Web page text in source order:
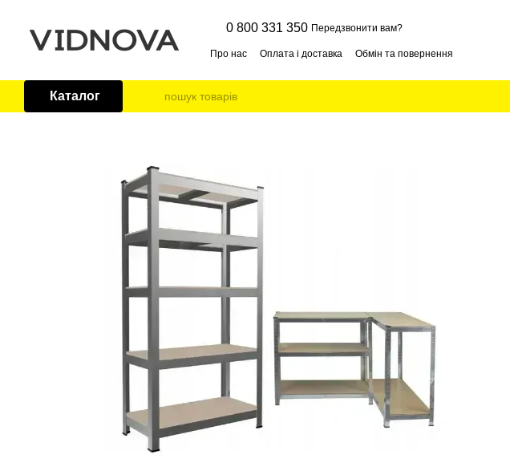
0 800 331 350 Передзвонити вам?
Про нас Оплата і доставка
Обмін та повернення
Каталог